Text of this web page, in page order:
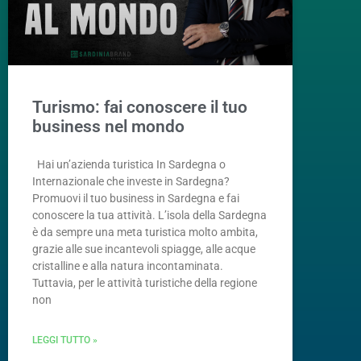
Turismo: fai conoscere il tuo
business nel mondo
Hai un’azienda turistica In Sardegna o
Internazionale che investe in Sardegna?
Promuovi il tuo business in Sardegna e fai
conoscere la tua attività. L’isola della Sardegna
è da sempre una meta turistica molto ambita,
grazie alle sue incantevoli spiagge, alle acque
cristalline e alla natura incontaminata.
Tuttavia, per le attività turistiche della regione
non
LEGGI TUTTO »